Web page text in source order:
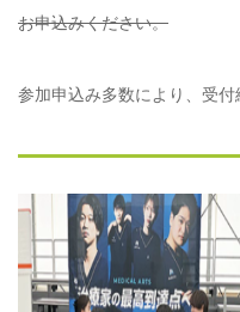
お申込みください。
参加申込み多数により、受付